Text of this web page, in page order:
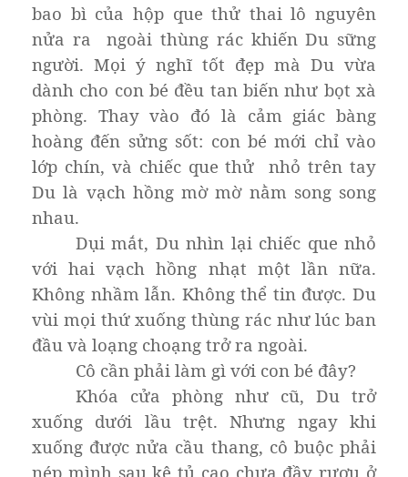
bao bì của hộp que thử thai lô nguyên
nửa ra ngoài thùng rác khiến Du sững
người. Mọi ý nghĩ tốt đẹp mà Du vừa
dành cho con bé đều tan biến như bọt xà
phòng. Thay vào đó là cảm giác bàng
hoàng đến sửng sốt: con bé mới chỉ vào
lớp chín, và chiếc que thử nhỏ trên tay
Du là vạch hồng mờ mờ nằm song song
nhau.
Dụi mắt, Du nhìn lại chiếc que nhỏ
với hai vạch hồng nhạt một lần nữa.
Không nhầm lẫn. Không thể tin được. Du
vùi mọi thứ xuống thùng rác như lúc ban
đầu và loạng choạng trở ra ngoài.
Cô cần phải làm gì với con bé đây?
Khóa cửa phòng như cũ, Du trở
xuống dưới lầu trệt. Nhưng ngay khi
xuống được nửa cầu thang, cô buộc phải
nép mình sau kệ tủ cao chưa đầy rượu ở